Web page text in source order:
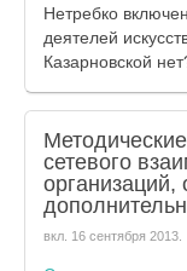
Нетребко
деятелей
Казарновской
сетевого
вкл. 16 сентября 2013